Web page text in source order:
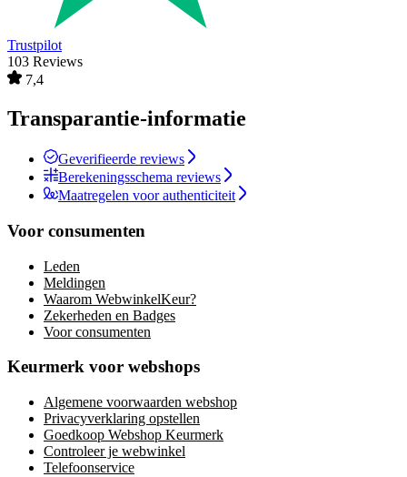
Trustpilot
103 Reviews
7,4
Transparantie-informatie
Geverifieerde reviews
Berekeningsschema reviews
Maatregelen voor authenticiteit
Voor consumenten
Leden
Meldingen
Waarom WebwinkelKeur?
Zekerheden en Badges
Voor consumenten
Keurmerk voor webshops
Algemene voorwaarden webshop
Privacyverklaring opstellen
Goedkoop Webshop Keurmerk
Controleer je webwinkel
Telefoonservice